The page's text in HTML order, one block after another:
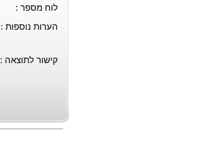
לוח מספר :
הערות נוספות :
קישור לתוצאה :